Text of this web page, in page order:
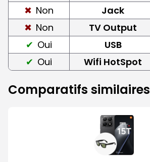
Non
Jack
Non
TV Output
Oui
USB
Oui
Wifi HotSpot
Comparatifs similaires